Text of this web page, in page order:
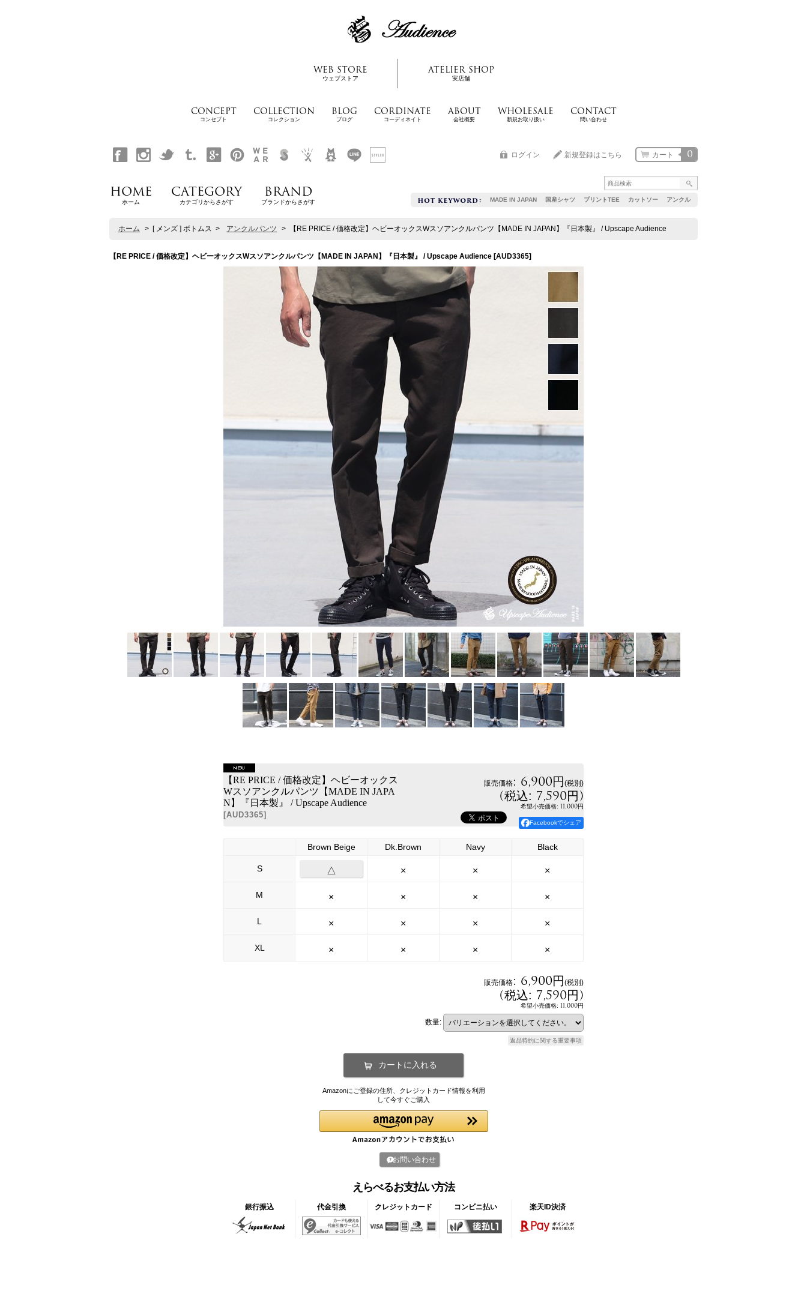
WEB STORE
ウェブストア
ATELIER SHOP
実店舗
CONCEPT
コンセプト
COLLECTION
コレクション
BLOG
ブログ
CORDINATE
コーディネイト
ABOUT
会社概要
WHOLESALE
新規お取り扱い
CONTACT
問い合わせ
MADE IN JAPAN 国産シャツ プリントTEE カットソー アンクル
0
カート
ログイン 新規登録はこちら
HOME
ホーム
CATEGORY
カテゴリからさがす
BRAND
ブランドからさがす
ホーム > [ メンズ ] ボトムス > アンクルパンツ > 【RE PRICE / 価格改定】ヘビーオックスWスソアンクルパンツ【MADE IN JAPAN】『日本製』 / Upscape Audience
【RE PRICE / 価格改定】ヘビーオックスWスソアンクルパンツ【MADE IN JAPAN】『日本製』 / Upscape Audience [AUD3365]
【RE PRICE / 価格改定】ヘビーオックス
Wスソアンクルパンツ【MADE IN JAPA
N】『日本製』 / Upscape Audience
[AUD3365]
販売価格: 6,900円(税別)
(税込: 7,590円)
希望小売価格: 11,000円
Facebookでシェア
Brown Beige Dk.Brown Navy Black
S △ × × ×
M × × × ×
L × × × ×
XL × × × ×
販売価格: 6,900円(税別)
(税込: 7,590円)
希望小売価格: 11,000円
数量:
返品特約に関する重要事項
Amazonにご登録の住所、クレジットカード情報を利用
して今すぐご購入
お問い合わせ
えらべるお支払い方法
銀行振込 代金引換 クレジットカード コンビニ払い 楽天ID決済